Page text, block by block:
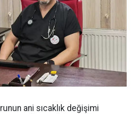
ani sıcaklık değişimi